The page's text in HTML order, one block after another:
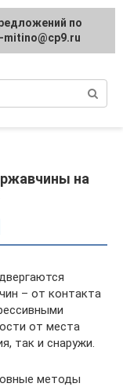
на
– от контакта
от места
так и снаружи.
методы
по
mitino@cp9.ru